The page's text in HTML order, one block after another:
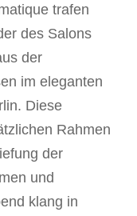
trafen
des Salons
der
im eleganten
Diese
Rahmen
der
und
klang in